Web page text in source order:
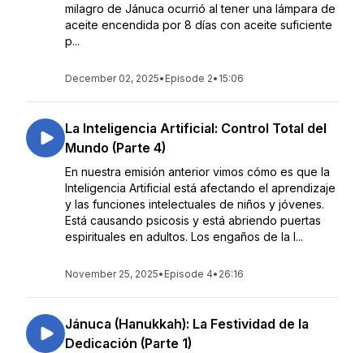
milagro de Jánuca ocurrió al tener una lámpara de
aceite encendida por 8 días con aceite suficiente
p...
December 02, 2025• Episode 2• 15:06
La Inteligencia Artificial: Control Total del
Mundo (Parte 4)
En nuestra emisión anterior vimos cómo es que la
Inteligencia Artificial está afectando el aprendizaje
y las funciones intelectuales de niños y jóvenes.
Está causando psicosis y está abriendo puertas
espirituales en adultos. Los engaños de la I...
November 25, 2025• Episode 4• 26:16
Jánuca (Hanukkah): La Festividad de la
Dedicación (Parte 1)